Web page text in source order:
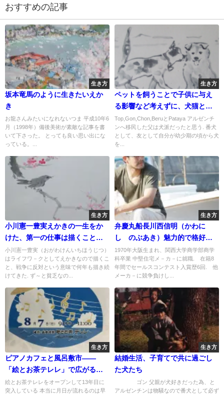
おすすめの記事
生き方
坂本竜馬のように生きたいえか
き
お龍さんみたいになれないつま 平成10年6
月（1998年）備後美術が素敵な記事を書
いて下さった。 とっても良い思い出にな
っている。...
生き方
ペットを飼うことで子供に与え
る影響など考えずに、犬猫と過
ごした人生
Top,Gon,Chon,BeruとPataya アルゼンチ
ンへ移民した父は犬派だったと思う. 番犬
として、友として自分が幼少期の頃から犬
を...
生き方
小川憲一豊実えかきの一生をか
けた、第一の仕事は描くこと、
反戦の絵も
小川憲一豊実（おがわけんいちほうじつ）
はライフワ－クとしてえかきなので描くこ
と、戦争に反対という意味で何年も描き続
けてきた. ず～と貧乏なの...
生き方
弁慶丸船長川西信明（かわに
し のぶあき）魅力的で格好い
いのである
1970年大阪生まれ、関西大学商学部商学
科卒業 中堅住宅メ－カ－に就職. 在籍8
年間でセールスコンテスト入賞歴6回. 他
メーカ－に競争負けし...
生き方
ピアノカフェと風呂敷市——
「絵とお茶テレレ」で広がる小
さな出会い
絵とお茶テレレをオープンして13年目に
突入している 本当に月日が流れるのは早
生き方
結婚生活、子育てで共に過ごし
た犬たち
ゴン 父親が犬好きだった為、と
アルゼンチンは物騒なので番犬として必ず